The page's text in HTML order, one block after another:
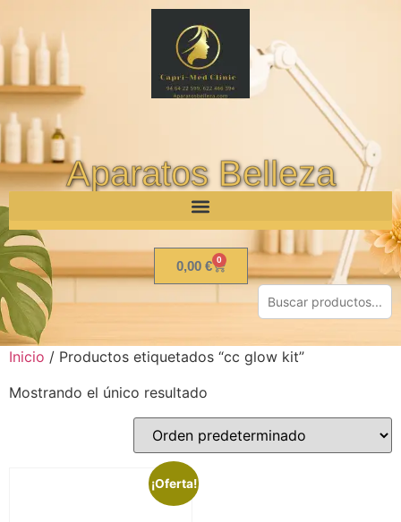
Aparatos Belleza
0,00 € 0
Inicio / Productos etiquetados “cc glow kit”
Mostrando el único resultado
¡Oferta!